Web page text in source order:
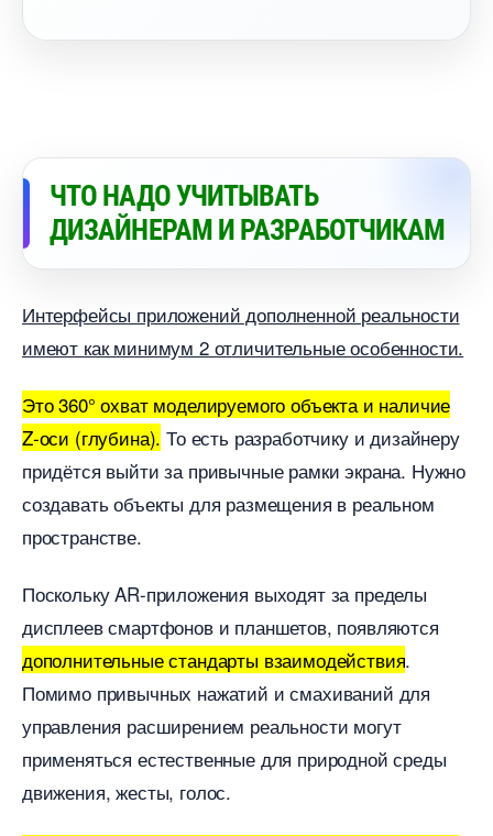
ЧТО НАДО УЧИТЫВАТЬ
ДИЗАЙНЕРАМ И РАЗРАБОТЧИКАМ
Интерфейсы приложений дополненной реальности
имеют как минимум 2 отличительные особенности.
Это 360° охват моделируемого объекта и наличие
Z-оси (глубина). То есть разработчику и дизайнеру
придётся выйти за привычные рамки экрана. Нужно
создавать объекты для размещения в реальном
пространстве.
Поскольку AR-приложения выходят за пределы
дисплеев смартфонов и планшетов, появляются
дополнительные стандарты взаимодействия.
Помимо привычных нажатий и смахиваний для
управления расширением реальности могут
применяться естественные для природной среды
движения, жесты, голос.